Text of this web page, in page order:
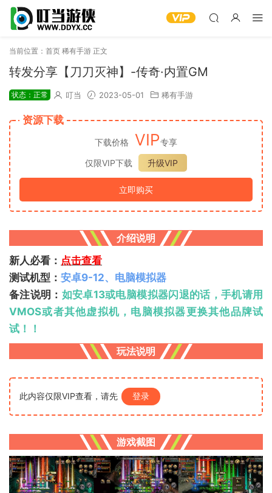
当前位置： 首页 稀有手游 正文
转发分享【刀刀灭神】-传奇·内置GM
状态：正常 叮当 2023-05-01 稀有手游
资源下载
下载价格 VIP专享
仅限VIP下载
升级VIP
立即购买
介绍说明
新人必看： 点击查看
测试机型： 安卓9-12、电脑模拟器
备注说明： 如安卓13或电脑模拟器闪退的话，手机请用
VMOS或者其他虚拟机，电脑模拟器更换其他品牌试
试！！
玩法说明
此内容仅限VIP查看，请先 登录
游戏截图